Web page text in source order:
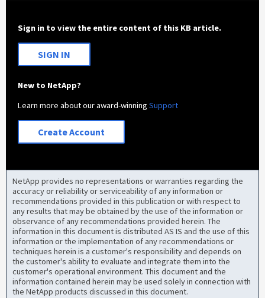
Sign in to view the entire content of this KB article.
SIGN IN
New to NetApp?
Learn more about our award-winningSupport
Create Account
NetApp provides no representations or warranties regarding the
accuracy or reliability or serviceability of any information or
recommendations provided in this publication or with respect to
any results that may be obtained by the use of the information or
observance of any recommendations provided herein. The
information in this document is distributed AS IS and the use of this
information or the implementation of any recommendations or
techniques herein is a customer's responsibility and depends on
the customer's ability to evaluate and integrate them into the
customer's operational environment. This document and the
information contained herein may be used solely in connection with
the NetApp products discussed in this document.